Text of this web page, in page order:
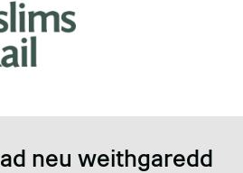
neu weithgaredd